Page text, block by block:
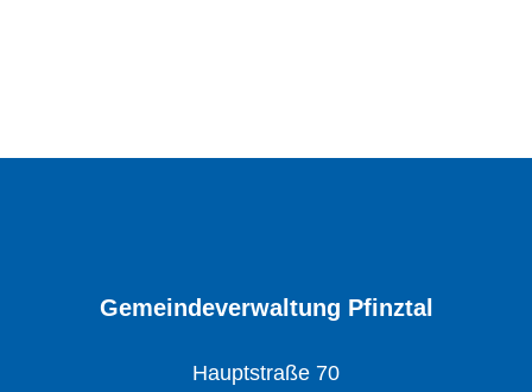
Gemeindeverwaltung Pfinztal
Hauptstraße 70